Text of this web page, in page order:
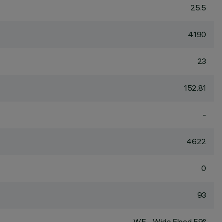
25.5
4190
23
152.81
-
4622
0
93